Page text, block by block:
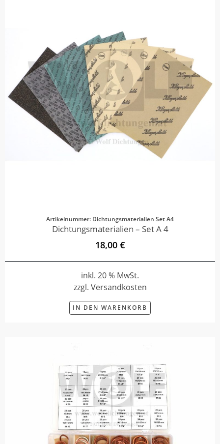
Artikelnummer: Dichtungsmaterialien Set A4
Dichtungsmaterialien – Set A 4
18,00 €
inkl. 20 % MwSt.
zzgl. Versandkosten
IN DEN WARENKORB